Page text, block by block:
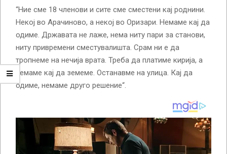
“Ние сме 18 членови и сите сме сместени кај роднини.
Некој во Арачиново, а некој во Оризари. Немаме кај да
одиме. Државата не лаже, нема ниту пари за станови,
ниту привремени сместувалишта. Срам ни е да
тропнеме на нечија врата. Треба да платиме кирија, а
немаме кај да земеме. Останавме на улица. Кај да
одиме, немаме друго решение“.